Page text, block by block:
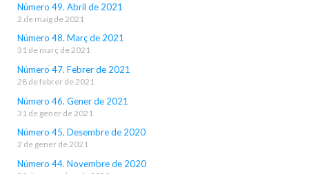
Número 49. Abril de 2021
2 de maig de 2021
Número 48. Març de 2021
31 de març de 2021
Número 47. Febrer de 2021
28 de febrer de 2021
Número 46. Gener de 2021
31 de gener de 2021
Número 45. Desembre de 2020
2 de gener de 2021
Número 44. Novembre de 2020